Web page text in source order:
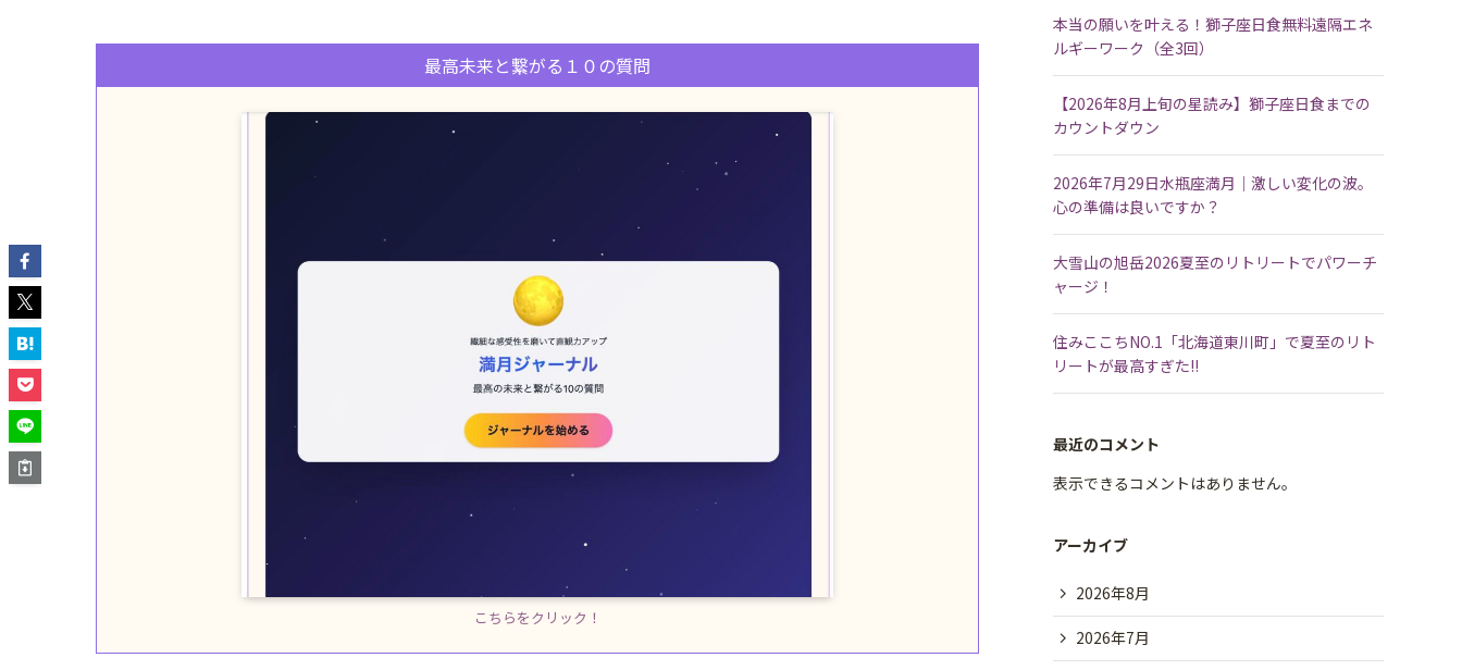
最高未来と繋がる１０の質問
こちらをクリック！
本当の願いを叶える！獅子座日食無料遠隔エネ
ルギーワーク（全3回）
【2026年8月上旬の星読み】獅子座日食までの
カウントダウン
2026年7月29日水瓶座満月｜激しい変化の波。
心の準備は良いですか？
大雪山の旭岳2026夏至のリトリートでパワーチ
ャージ！
住みここちNO.1「北海道東川町」で夏至のリト
リートが最高すぎた!!
最近のコメント
表示できるコメントはありません。
アーカイブ
2026年8月
2026年7月